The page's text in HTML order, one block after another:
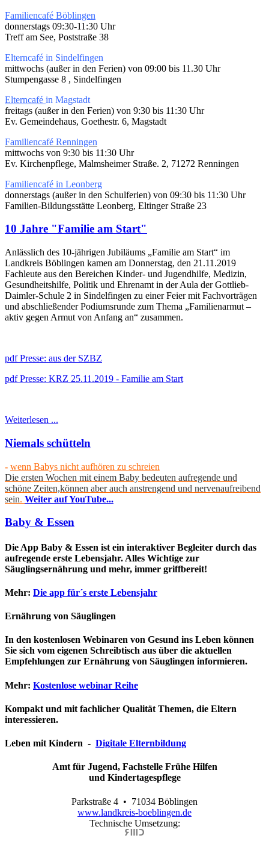
Familiencafé Böblingen
donnerstags 09:30-11:30 Uhr
Treff am See, Poststraße 38
Elterncafé in Sindelfingen
mittwochs (außer in den Ferien) von 09:00 bis 11.30 Uhr
Stumpengasse 8 , Sindelfingen
Elterncafé in Magstadt
freitags (außer in den Ferien) von 9:30 bis 11:30 Uhr
Ev. Gemeindehaus, Goethestr. 6, Magstadt
Familiencafé Renningen
mittwochs von 9:30 bis 11:30 Uhr
Ev. Kirchenpflege, Malmsheimer Straße. 2, 71272 Renningen
Familiencafé in Leonberg
donnerstags (außer in den Schulferien) von 09:30 bis 11:30 Uhr
Familien-Bildungsstätte Leonberg, Eltinger Straße 23
10 Jahre "Familie am Start"
Anlässlich des 10-jährigen Jubiläums „Familie am Start“ im
Landkreis Böblingen kamen am Donnerstag, den 21.11.2019
Fachleute aus den Bereichen Kinder- und Jugendhilfe, Medizin,
Gesundheitshilfe, Politik und Ehrenamt in der Aula der Gottlieb-
Daimler-Schule 2 in Sindelfingen zu einer Feier mit Fachvorträgen
und abschließender Podiumsrunde zum Thema „Familienarmut –
aktiv gegen Armut von Anfang an“ zusammen.
pdfPresse: aus der SZBZ
pdfPresse: KRZ 25.11.2019 - Familie am Start
Weiterlesen ...
Niemals schütteln
- wenn Babys nicht aufhören zu schreien
Die ersten Wochen mit einem Baby bedeuten aufregende und
schöne Zeiten,können aber auch anstrengend und nervenaufreibend
sein. Weiter auf YouTube...
Baby & Essen
Die App Baby & Essen ist ein interaktiver Begleiter durch das
aufregende erste Lebensjahr. Alles Wichtige zur
Säuglingsernährung und mehr, immer griffbereit!
Mehr: Die app für´s erste Lebensjahr
Ernährung von Säuglingen
In den kostenlosen Webinaren von Gesund ins Leben können
Sie sich vom eigenen Schreibtisch aus über die aktuellen
Empfehlungen zur Ernährung von Säuglingen informieren.
Mehr: Kostenlose webinar Reihe
Kompakt und mit fachlicher Qualität Themen, die Eltern
interessieren.
Leben mit Kindern - Digitale Elternbildung
Amt für Jugend, Fachstelle Frühe Hilfen
und Kindertagespflege
Parkstraße 4 • 71034 Böblingen
www.landkreis-boeblingen.de
Technische Umsetzung: